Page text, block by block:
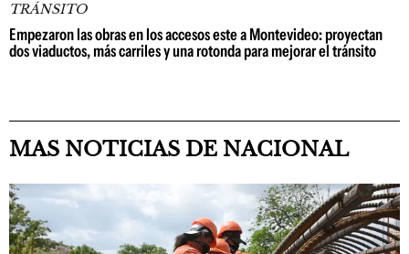
TRÁNSITO
Empezaron las obras en los accesos este a Montevideo: proyectan
dos viaductos, más carriles y una rotonda para mejorar el tránsito
MAS NOTICIAS DE NACIONAL